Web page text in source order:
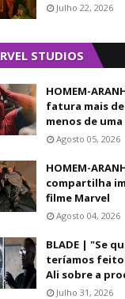
às 13h30:
como "A Grande
formas de arte
sonho" e "Anjo de
& Apolo Onze",
elas, o Prêmio
em 2017.
Livro. Durante os
Julho 22, 2026
STUDIOS
HOMEM-
fatura mais de
menos de
Agosto 05, 2026
HOMEM-
compartilha
filme Marvel
Agosto 04, 2026
BLADE | "Se
teríamos
Ali sobre a
Julho 31, 2026